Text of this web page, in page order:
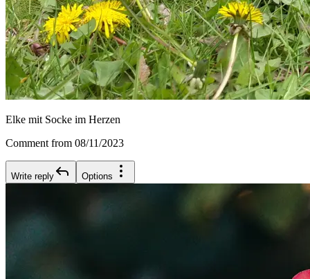
Elke mit Socke im Herzen
Comment from 08/11/2023
Write reply Options